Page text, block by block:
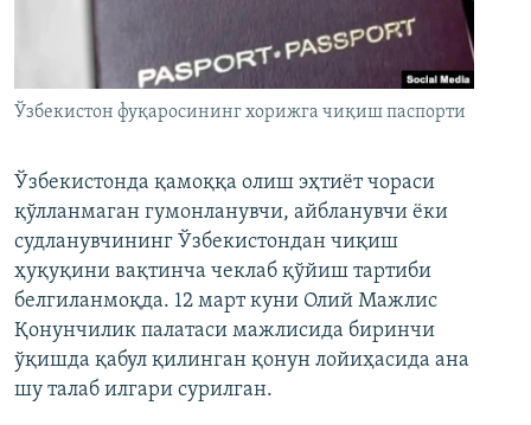
Ўзбекистон фуқаросининг хорижга чиқиш паспорти
Ўзбекистонда қамоққа олиш эҳтиёт чораси
қўлланмаган гумонланувчи, айбланувчи ёки
судланувчининг Ўзбекистондан чиқиш
ҳуқуқини вақтинча чеклаб қўйиш тартиби
белгиланмоқда. 12 март куни Олий Мажлис
Қонунчилик палатаси мажлисида биринчи
ўқишда қабул қилинган қонун лойиҳасида ана
шу талаб илгари сурилган.